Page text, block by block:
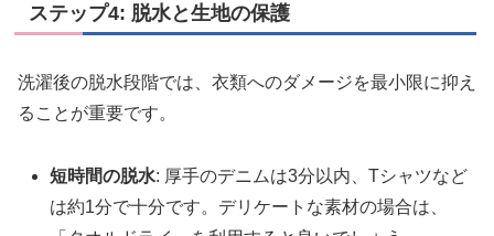
ステップ4: 脱水と生地の保護
洗濯後の脱水段階では、衣類へのダメージを最小限に抑え
ることが重要です。
短時間の脱水: 厚手のデニムは3分以内、Tシャツなど
は約1分で十分です。デリケートな素材の場合は、